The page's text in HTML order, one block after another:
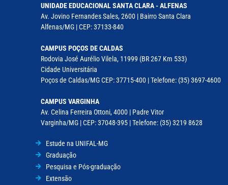
UNIDADE EDUCACIONAL SANTA CLARA - ALFENAS
Av. Jovino Fernandes Sales, 2600 | Bairro Santa Clara
Alfenas/MG | CEP: 37133-840
CAMPUS POÇOS DE CALDAS
Rodovia José Aurélio Vilela, 11999 (BR 267 Km 533)
Cidade Universitária
Poços de Caldas/MG CEP: 37715-400 | Telefone: (35) 3697-4600
CAMPUS VARGINHA
Av. Celina Ferreira Ottoni, 4000 | Padre Vitor
Varginha/MG | CEP: 37048-395 | Telefone: (35) 3219 8628
Estude na UNIFAL-MG
Graduação
Pesquisa e Pós-graduação
Extensão